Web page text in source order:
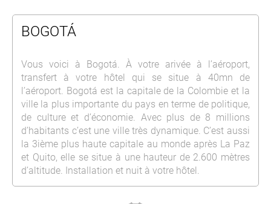
BOGOTÁ
Vous voici à Bogotá. À votre arivée à l’aéroport,
transfert à votre hôtel qui se situe à 40mn de
l’aéroport. Bogotá est la capitale de la Colombie et la
ville la plus importante du pays en terme de politique,
de culture et d’économie. Avec plus de 8 millions
d’habitants c’est une ville très dynamique. C’est aussi
la 3ième plus haute capitale au monde après La Paz
et Quito, elle se situe à une hauteur de 2.600 mètres
d’altitude. Installation et nuit à votre hôtel.